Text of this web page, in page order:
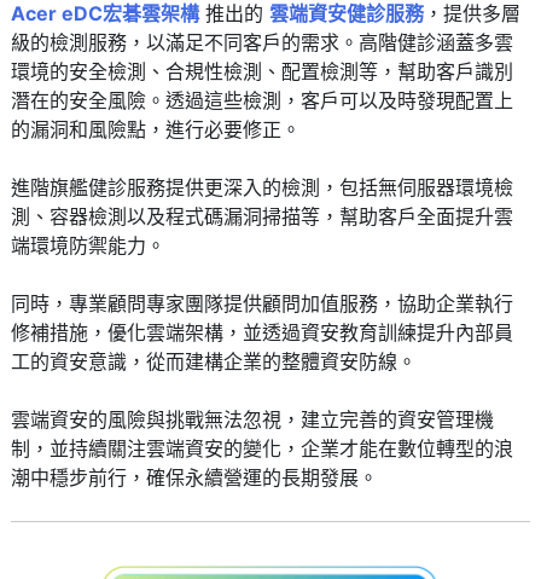
Acer eDC宏碁雲架構推出的 雲端資安健診服務，提供多層
級的檢測服務，以滿足不同客戶的需求。高階健診涵蓋多雲
環境的安全檢測、合規性檢測、配置檢測等，幫助客戶識別
潛在的安全風險。透過這些檢測，客戶可以及時發現配置上
的漏洞和風險點，進行必要修正。
進階旗艦健診服務提供更深入的檢測，包括無伺服器環境檢
測、容器檢測以及程式碼漏洞掃描等，幫助客戶全面提升雲
端環境防禦能力。
同時，專業顧問專家團隊提供顧問加值服務，協助企業執行
修補措施，優化雲端架構，並透過資安教育訓練提升內部員
工的資安意識，從而建構企業的整體資安防線。
雲端資安的風險與挑戰無法忽視，建立完善的資安管理機
制，並持續關注雲端資安的變化，企業才能在數位轉型的浪
潮中穩步前行，確保永續營運的長期發展。